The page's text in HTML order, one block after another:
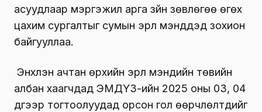
асуудлаар мэргэжил арга зүйн зөвлөгөө өгөх
цахим сургалтыг сумын эрүүл мэндүүдэд зохион
байгууллаа.
Энхлэн ачтан өрхийн эрүүл мэндийн төвийн
албан хаагчдад ЭМДҮЗ-ийн 2025 оны 03, 04
дүгээр тогтоолуудад орсон гол өөрчлөлтүүдийг